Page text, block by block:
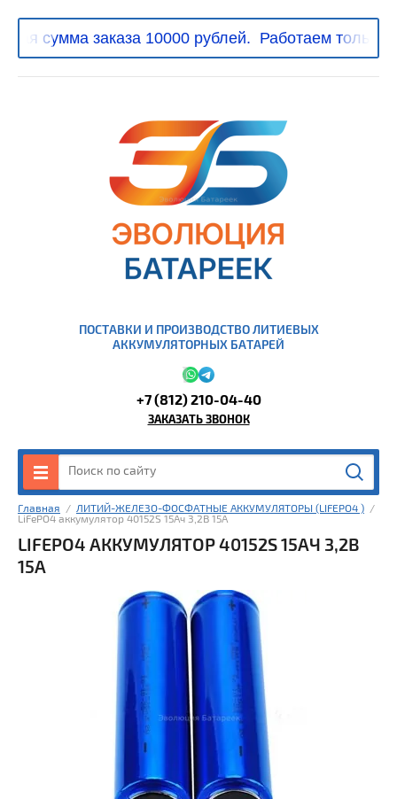
сумма заказа 10000 рублей.Работаем только с
ПОСТАВКИ И ПРОИЗВОДСТВО ЛИТИЕВЫХ
АККУМУЛЯТОРНЫХ БАТАРЕЙ
+7 (812) 210-04-40
ЗАКАЗАТЬ ЗВОНОК
Главная
  /
ЛИТИЙ-ЖЕЛЕЗО-ФОСФАТНЫЕ АККУМУЛЯТОРЫ (LIFEPO4 )
  /
LiFePO4 аккумулятор 40152S 15Ач 3,2В 15А
LIFEPO4 АККУМУЛЯТОР 40152S 15АЧ 3,2В
15А